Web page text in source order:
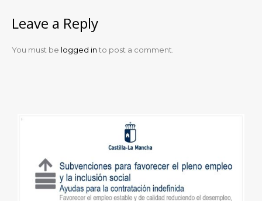
Leave a Reply
You must be logged in to post a comment.